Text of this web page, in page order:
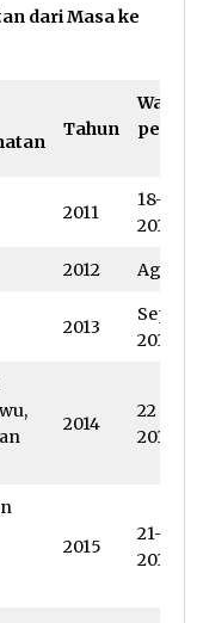
dari Masa ke
Tahun
Waktu
2011
18-19
2011
2012
2013
2013
2014
22 –
2014
2015
21-23
2015